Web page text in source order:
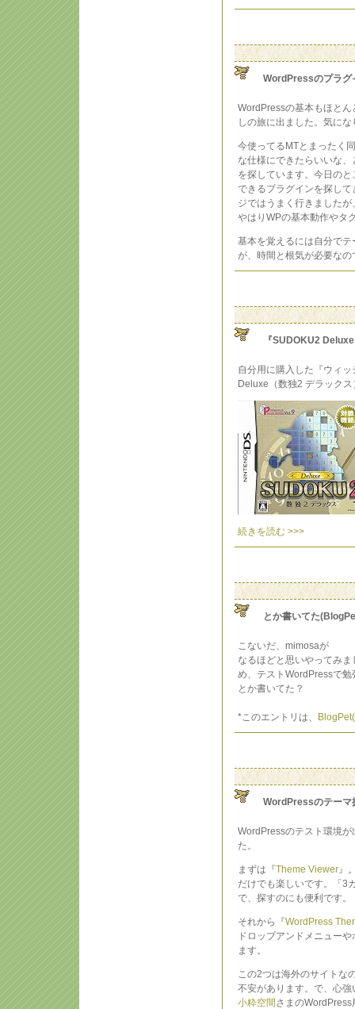
WordPressのプラグ
WordPressの基本もほと
しの旅に出ました。気に
今使ってるMTとまったく
な仕様にできたらいいな
を探しています。今日の
できるプラグインを探し
ジではうまく行きました
やはりWPの基本動作やタ
基本を覚えるには自分で
が、時間と根気が必要な
『SUDOKU2
自分用に購入した『ウィ
Deluxe（数独2 デラック
続きを読む >>>
とか書いてた
こないだ、mimosaが
なるほどと思いやってみ
め、テストWordPressで
とか書いてた？
*このエントリは、
WordPressのテーマ
WordPressのテスト環境
た。
まずは『Theme Viewer』
だけでも楽しいです。「3
で、探すのにも便利です。
それから『WordPress
ドロップアンドメニュー
ます。
この2つは海外のサイトな
不安があります。で、心
小粋空間 さまの